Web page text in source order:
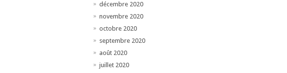
décembre 2020
novembre 2020
octobre 2020
septembre 2020
août 2020
juillet 2020